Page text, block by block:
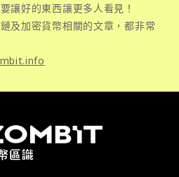
讓好的東西讓更多人看見！
及加密貨幣相關的文章，都非常